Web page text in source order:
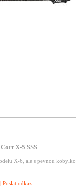
X-5 SSS
X-6, ale s pevnou
| Poslat odkaz